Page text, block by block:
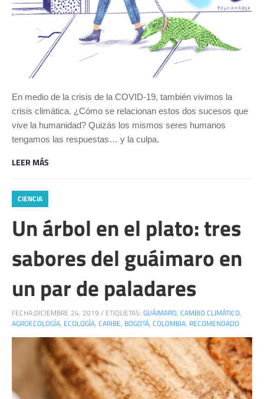
En medio de la crisis de la COVID-19, también vivimos la
crisis climática. ¿Cómo se relacionan estos dos sucesos que
vive la humanidad? Quizás los mismos seres humanos
tengamos las respuestas… y la culpa.
LEER MÁS
CIENCIA
Un árbol en el plato: tres
sabores del guáimaro en
un par de paladares
FECHA:DICIEMBRE 24, 2019 / ETIQUETAS: GUÁIMARO, CAMBIO CLIMÁTICO,
AGROECOLOGÍA, ECOLOGÍA, CARIBE, BOGOTÁ, COLOMBIA, RECOMENDADO